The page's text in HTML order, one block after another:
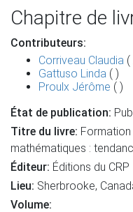
Chapitre de
Contributeurs:
Corriveau Claudia (
Gattuso Linda ( )
Proulx Jérôme ( )
État de publication:
Titre du livre:
mathématiques :
Éditeur: Éditions du CRP
Lieu: Sherbrooke,
Volume: